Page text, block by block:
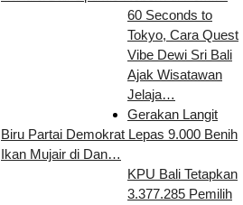
60 Seconds to
Tokyo, Cara Quest
Vibe Dewi Sri Bali
Ajak Wisatawan
Jelaja…
Gerakan Langit
Biru Partai Demokrat Lepas 9.000 Benih
Ikan Mujair di Dan…
KPU Bali Tetapkan
3.377.285 Pemilih